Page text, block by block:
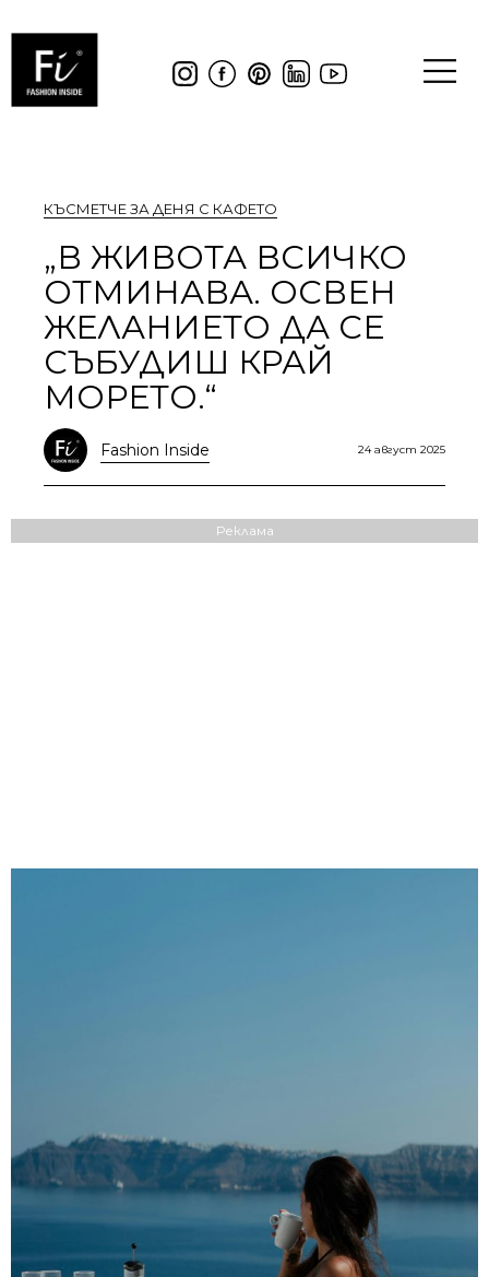
КЪСМЕТЧЕ ЗА ДЕНЯ С КАФЕТО
„В ЖИВОТА ВСИЧКО
ОТМИНАВА. ОСВЕН
ЖЕЛАНИЕТО ДА СЕ
СЪБУДИШ КРАЙ
МОРЕТО.“
Fashion Inside 24 август 2025
Реклама